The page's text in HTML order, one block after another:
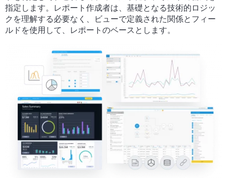
指定します。レポート作成者は、基礎となる技術的ロジッ
クを理解する必要なく、ビューで定義された関係とフィー
ルドを使用して、レポートのベースとします。